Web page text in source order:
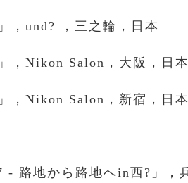
，und? ，三之輪，日本
，Nikon Salon，大阪，日本
，Nikon Salon，新宿，日本
- 路地から路地へin西?」，